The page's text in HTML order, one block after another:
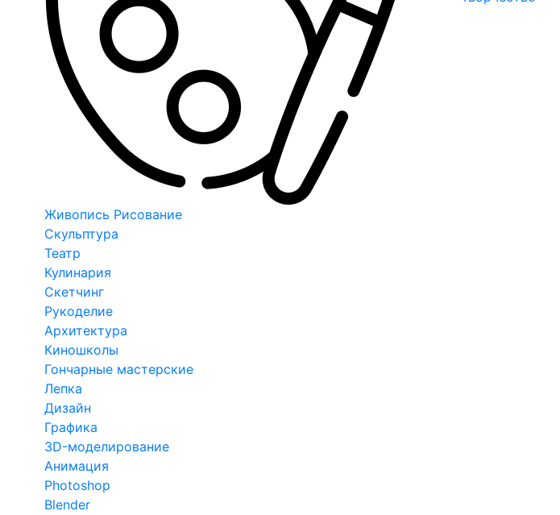
Живопись Рисование
Скульптура
Театр
Кулинария
Скетчинг
Рукоделие
Архитектура
Киношколы
Гончарные мастерские
Лепка
Дизайн
Графика
3D-моделирование
Анимация
Photoshop
Blender